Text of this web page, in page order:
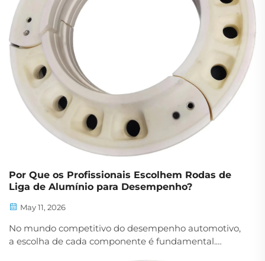
Por Que os Profissionais Escolhem Rodas de
Liga de Alumínio para Desempenho?
May 11, 2026
No mundo competitivo do desempenho automotivo,
a escolha de cada componente é fundamental.